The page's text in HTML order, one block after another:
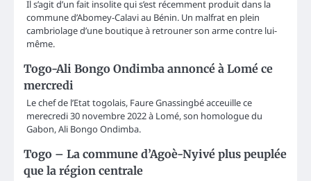
Il s’agit d’un fait insolite qui s’est récemment produit dans la
commune d’Abomey-Calavi au Bénin. Un malfrat en plein
cambriolage d’une boutique à retrouner son arme contre lui-
même.
Togo-Ali Bongo Ondimba annoncé à Lomé ce
mercredi
Le chef de l’Etat togolais, Faure Gnassingbé acceuille ce
merecredi 30 novembre 2022 à Lomé, son homologue du
Gabon, Ali Bongo Ondimba.
Togo – La commune d’Agoè-Nyivé plus peuplée
que la région centrale